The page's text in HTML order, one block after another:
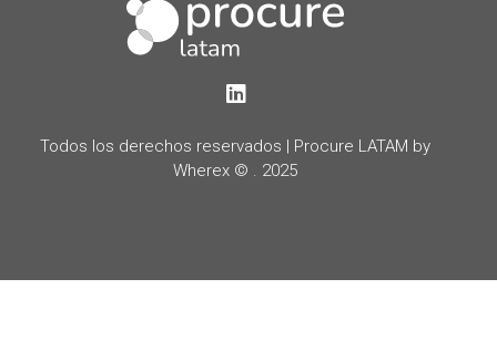
LinkedIn
Todos los derechos reservados | Procure LATAM by
Wherex © . 2025